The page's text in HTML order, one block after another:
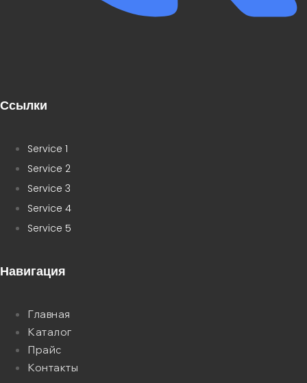
Ссылки
Service 1
Service 2
Service 3
Service 4
Service 5
Навигация
Главная
Каталог
Прайс
Контакты